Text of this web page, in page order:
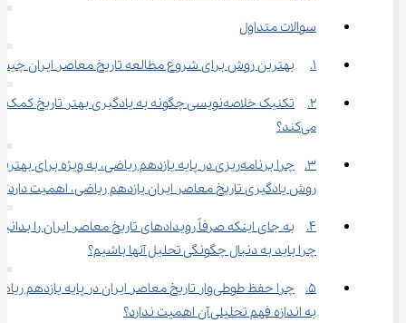
سوالات متداول
1.	بهترین روش برای شروع مطالعه تاریخ معاصر ایران چیست؟
2.	تکنیک خلاصه‌نویسی چگونه به یادگیری بهتر تاریخ کمک
می‌کند؟
3.	چرا برنامه‌ریزی در پایه یازدهم ریاضی، به ویژه برای
روش یادگیری تاریخ معاصر ایران یازدهم ریاضی، اهمیت دارد؟
4.	به جای اینکه صرفاً رویدادهای تاریخ معاصر ایران را
چرا باید به دنبال چگونگی تحلیل آنها باشیم؟
5.	چرا حفظ طوطی‌وار تاریخ معاصر ایران در پایه یازدهم
به اندازه فهم تحلیلی آن اهمیت ندارد؟